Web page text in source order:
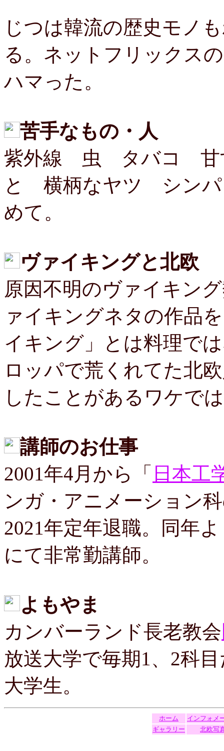
じつは韓流の歴史モノ
る。ネットフリックス
ハマった。
苦手なもの ・人
紫外線 虫 タバコ 甘
と 横柄なヤツ シン
めて。
ヴァイキングと北欧
原因不明のヴァイキン
ァイキングネタの作品
イキング」とは料理で
ロッパで荒くれてた北
したことがあるワケで
講師のお仕事
2001年4月から「 日本工
ンガ・アニメーション
2021年定年退職。同年
にて非常勤講師。
よもやま
カンバーランド長老教会
放送大学で毎期1、2科
大学生。
ホーム
インフォメ
ギャラリー
北欧写